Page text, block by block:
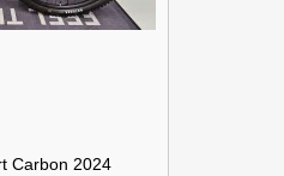
Carbon 2024